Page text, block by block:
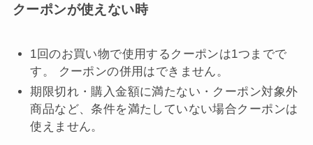
クーポンが使えない時
1回のお買い物で使用するクーポンは1つまでで
す。 クーポンの併用はできません。
期限切れ・購入金額に満たない・クーポン対象外
商品など、条件を満たしていない場合クーポンは
使えません。